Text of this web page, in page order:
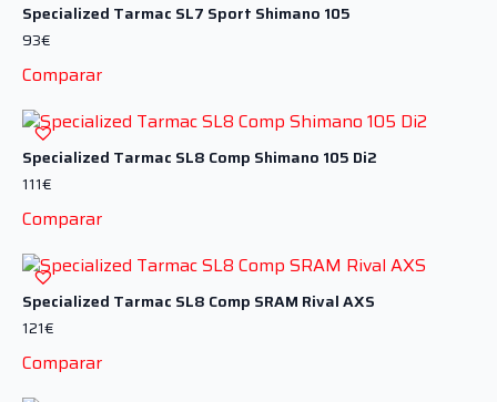
Specialized Tarmac SL7 Sport Shimano 105
93€
Comparar
Specialized Tarmac SL8 Comp Shimano 105 Di2
111€
Comparar
Specialized Tarmac SL8 Comp SRAM Rival AXS
121€
Comparar